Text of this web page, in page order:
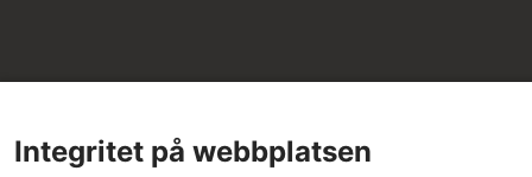
Integritet på webbplatsen